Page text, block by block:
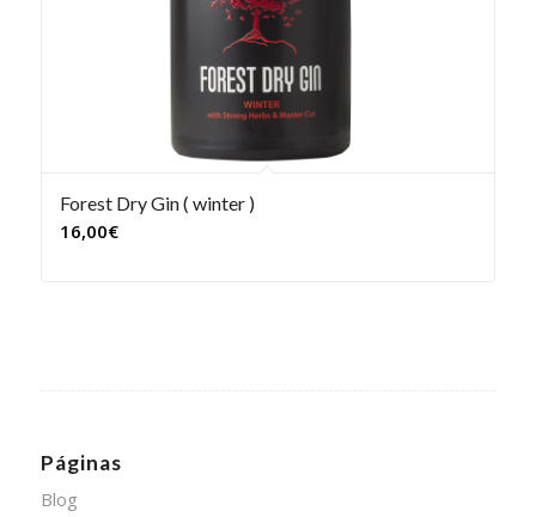
Forest Dry Gin ( winter )
16,00€
Páginas
Blog